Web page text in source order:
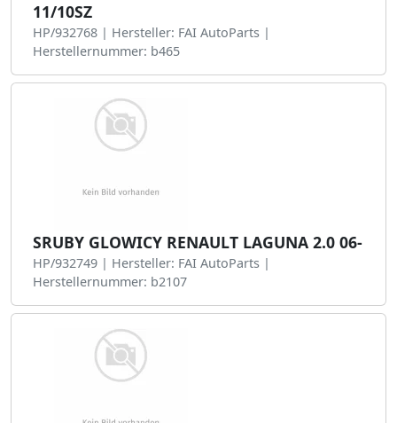
11/10SZ
HP/932768 | Hersteller: FAI AutoParts |
Herstellernummer: b465
SRUBY GLOWICY RENAULT LAGUNA 2.0 06-
HP/932749 | Hersteller: FAI AutoParts |
Herstellernummer: b2107